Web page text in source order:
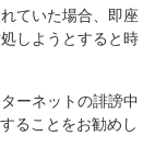
ていた場合、即座
しようとすると時
ーネットの誹謗中
ることをお勧めし